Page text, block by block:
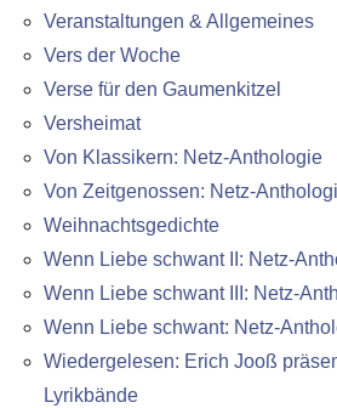
Veranstaltungen & Allgemeines
Vers der Woche
Verse für den Gaumenkitzel
Versheimat
Von Klassikern: Netz-Anthologie
Von Zeitgenossen: Netz-
Weihnachtsgedichte
Wenn Liebe schwant II: Netz-
Wenn Liebe schwant III: Netz-
Wenn Liebe schwant: Netz-
Wiedergelesen: Erich Jooß
Lyrikbände